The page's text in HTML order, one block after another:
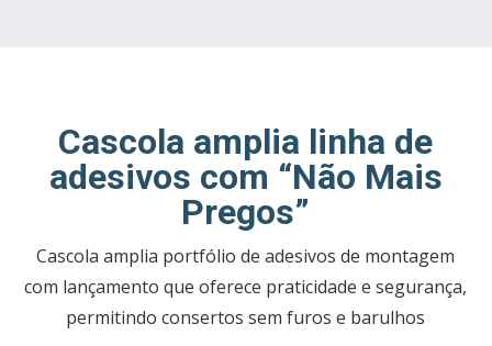
Cascola amplia linha de
adesivos com “Não Mais
Pregos”
Cascola amplia portfólio de adesivos de montagem
com lançamento que oferece praticidade e segurança,
permitindo consertos sem furos e barulhos